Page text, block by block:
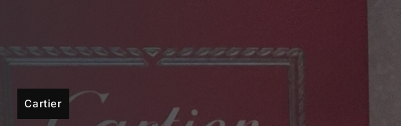
Cartier